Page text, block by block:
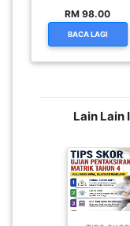
RM 98.00
BACA LAGI
Lain Lain